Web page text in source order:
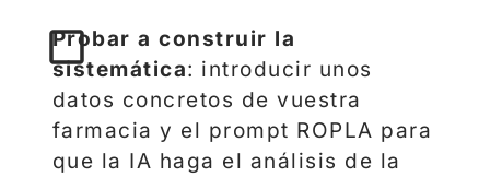
Probar a construir la
sistemática: introducir unos
datos concretos de vuestra
farmacia y el prompt ROPLA para
que la IA haga el análisis de la